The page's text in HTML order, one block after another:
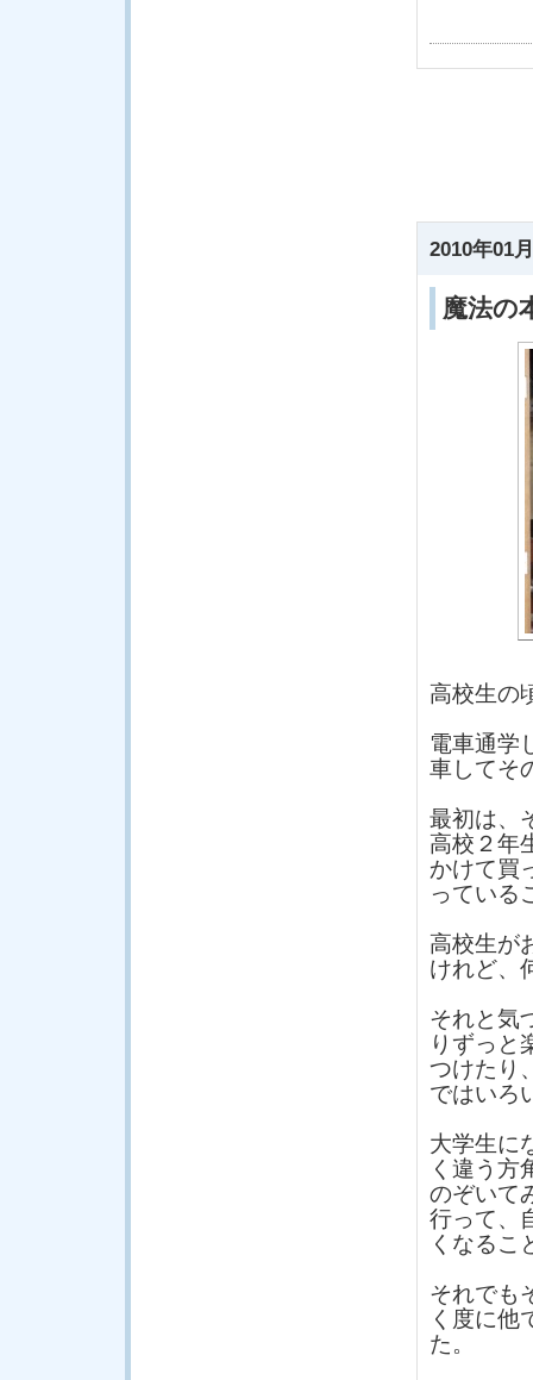
2010年01
魔法の
高校生の
電車通学
車してそ
最初は、
高校２年
かけて買
っている
高校生が
けれど、
それと気
りずっと
つけたり
ではいろ
大学生に
く違う方
のぞいて
行って、
くなるこ
それでも
く度に他
た。